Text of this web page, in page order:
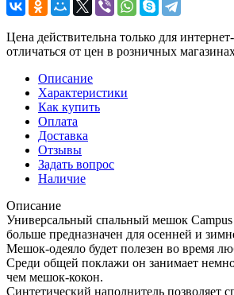
Цена действительна только для
отличаться от цен в розничных
Описание
Характеристики
Как купить
Оплата
Доставка
Отзывы
Задать вопрос
Наличие
Описание
Универсальный спальный мешок Campus
больше предназначен для осенней и
Мешок-одеяло будет полезен во время
Среди общей поклажи он занимает
чем мешок-кокон.
Синтетический наполнитель позволяет